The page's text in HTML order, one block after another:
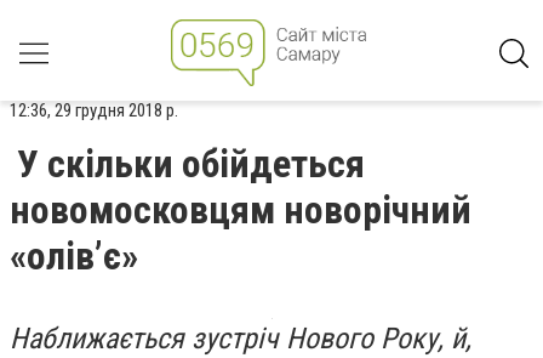
12:36, 29 грудня 2018 р.
У скільки обійдеться
новомосковцям новорічний
«олів’є»
Наближається зустріч Нового Року, й,